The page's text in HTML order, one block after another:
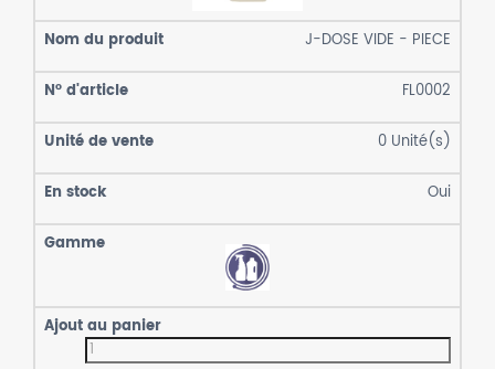
J-DOSE VIDE - PIECE
FL0002
0 Unité(s)
Oui